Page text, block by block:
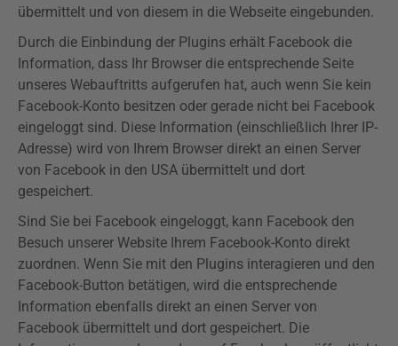
übermittelt und von diesem in die Webseite eingebunden.
Durch die Einbindung der Plugins erhält Facebook die
Information, dass Ihr Browser die entsprechende Seite
unseres Webauftritts aufgerufen hat, auch wenn Sie kein
Facebook-Konto besitzen oder gerade nicht bei Facebook
eingeloggt sind. Diese Information (einschließlich Ihrer IP-
Adresse) wird von Ihrem Browser direkt an einen Server
von Facebook in den USA übermittelt und dort
gespeichert.
Sind Sie bei Facebook eingeloggt, kann Facebook den
Besuch unserer Website Ihrem Facebook-Konto direkt
zuordnen. Wenn Sie mit den Plugins interagieren und den
Facebook-Button betätigen, wird die entsprechende
Information ebenfalls direkt an einen Server von
Facebook übermittelt und dort gespeichert. Die